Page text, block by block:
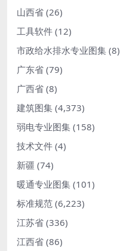
山西省 (26)
工具软件 (12)
市政给水排水专业图集 (8)
广东省 (79)
广西省 (8)
建筑图集 (4,373)
弱电专业图集 (158)
技术文件 (4)
新疆 (74)
暖通专业图集 (101)
标准规范 (6,223)
江苏省 (336)
江西省 (86)